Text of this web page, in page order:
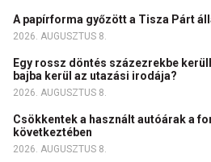
A papírforma győzött a Tisza Párt
2026. AUGUSZTUS 8.
Egy rossz döntés százezrekbe
bajba kerül az utazási irodája?
2026. AUGUSZTUS 8.
Csökkentek a használt autóárak a
következtében
2026. AUGUSZTUS 8.